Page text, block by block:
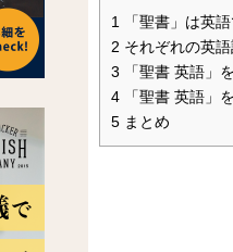
1 「聖書」は英
2 それぞれの英
3 「聖書 英語」
4 「聖書 英語」
5 まとめ